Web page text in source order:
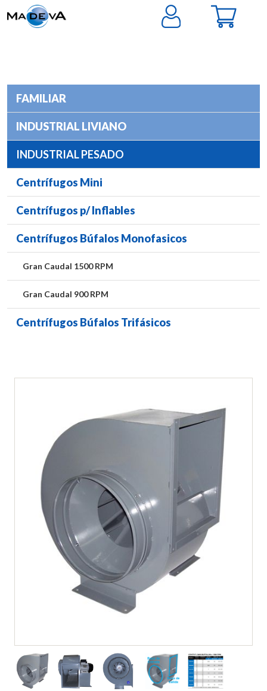
FAMILIAR
INDUSTRIAL LIVIANO
INDUSTRIAL PESADO
Centrífugos Mini
Centrífugos p/ Inflables
Centrífugos Búfalos Monofasicos
Gran Caudal 1500 RPM
Gran Caudal 900 RPM
Centrífugos Búfalos Trifásicos